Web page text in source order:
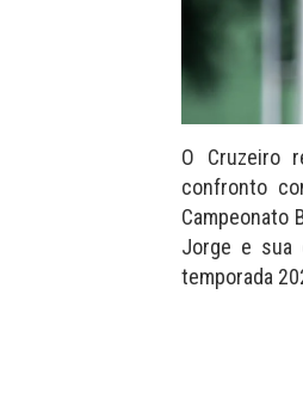
O Cruzeiro
confronto
Campeonato
Jorge e sua
temporada